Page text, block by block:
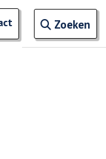
Zoeken
termen